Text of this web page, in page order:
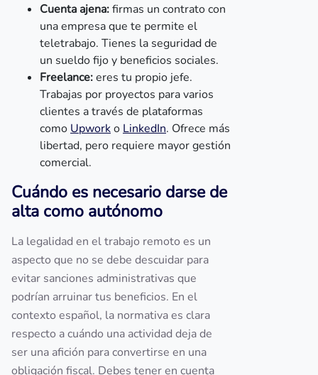
Cuenta ajena:firmas un contrato con
una empresa que te permite el
teletrabajo. Tienes la seguridad de
un sueldo fijo y beneficios sociales.
Freelance:eres tu propio jefe.
Trabajas por proyectos para varios
clientes a través de plataformas
como Upworko LinkedIn. Ofrece más
libertad, pero requiere mayor gestión
comercial.
Cuándo es necesario darse de
alta como autónomo
La legalidad en el trabajo remoto es un
aspecto que no se debe descuidar para
evitar sanciones administrativas que
podrían arruinar tus beneficios. En el
contexto español, la normativa es clara
respecto a cuándo una actividad deja de
ser una afición para convertirse en una
obligación fiscal. Debes tener en cuenta